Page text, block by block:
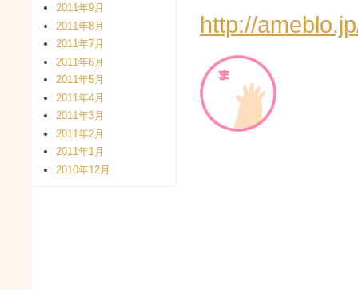
http://
2011年9月
2011年8月
2011年7月
2011年6月
2011年5月
2011年4月
2011年3月
2011年2月
2011年1月
2010年12月